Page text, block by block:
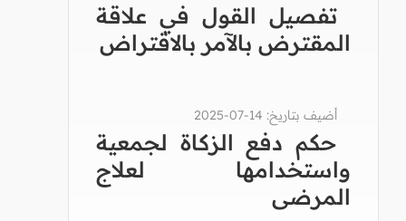
تفصيل القول في علاقة
المقترض بالآمر بالاقتراض
أضيف بتاريخ: 14-07-2025
حكم دفع الزكاة لجمعية
واستخدامها لعلاج
المرضى